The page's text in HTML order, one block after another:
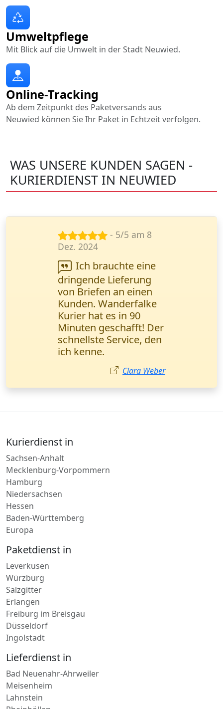
Online-Tracking
Ab dem Zeitpunkt des Paketversands aus
Neuwied können Sie Ihr Paket in Echtzeit verfolgen.
Umweltpflege
Mit Blick auf die Umwelt in der Stadt Neuwied.
WAS UNSERE KUNDEN SAGEN -
KURIERDIENST IN NEUWIED
- 5/5 am 23
Juni 2024
Ihr Kurierdienst
steht für
Zuverlässigkeit. Alle
Sendungen werden
pünktlich geliefert, und
unsere Kunden sind
zufrieden. Petrović
Milena,
Vertriebsmanagerin,
Kurierdienst in
Sachsen-Anhalt
Mecklenburg-Vorpommern
Hamburg
Niedersachsen
Hessen
Europa
Paketdienst in
Leverkusen
Würzburg
Salzgitter
Erlangen
Freiburg im Breisgau
Ingolstadt
Lieferdienst in
Bad Neuenahr-Ahrweiler